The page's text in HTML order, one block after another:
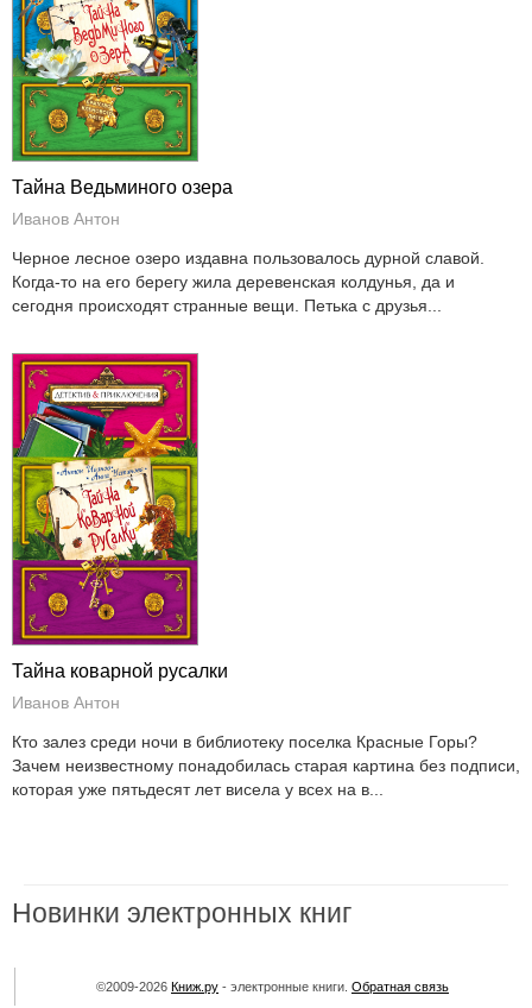
Тайна Ведьминого озера
Иванов Антон
Черное лесное озеро издавна пользовалось дурной славой.
Когда-то на его берегу жила деревенская колдунья, да и
сегодня происходят странные вещи. Петька с друзья...
Тайна коварной русалки
Иванов Антон
Кто залез среди ночи в библиотеку поселка Красные Горы?
Зачем неизвестному понадобилась старая картина без подписи,
которая уже пятьдесят лет висела у всех на в...
Новинки электронных книг
©2009-2026 Книж.ру - электронные книги. Обратная связь